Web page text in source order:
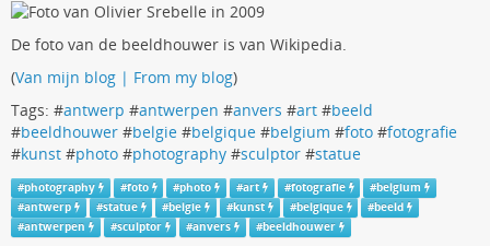
De foto van de beeldhouwer is van Wikipedia.
(Van mijn blog | From my blog)
Tags: #antwerp #antwerpen #anvers #art #beeld
#beeldhouwer #belgie #belgique #belgium #foto #fotografie
#kunst #photo #photography #sculptor #statue
#photography #foto #photo #art #fotografie #belgium
#antwerp #statue #belgie #kunst #belgique #beeld
#antwerpen #sculptor #anvers #beeldhouwer